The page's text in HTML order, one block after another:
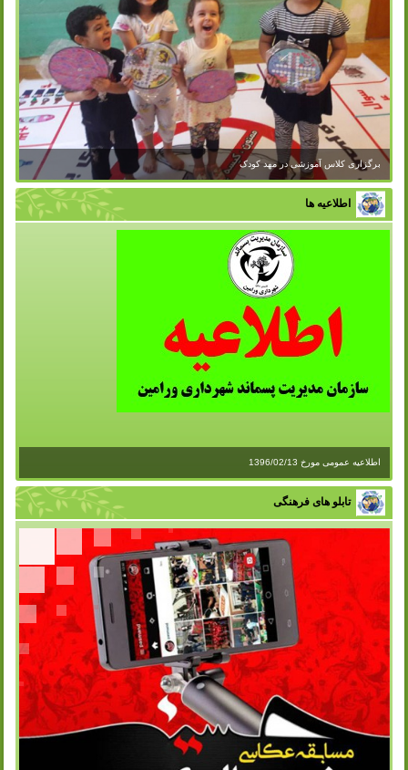
برگزاری کلاس آموزشی در مهد کودک
اطلاعیه ها
اطلاعیه عمومی مورخ 1396/02/13
تابلو های فرهنگی